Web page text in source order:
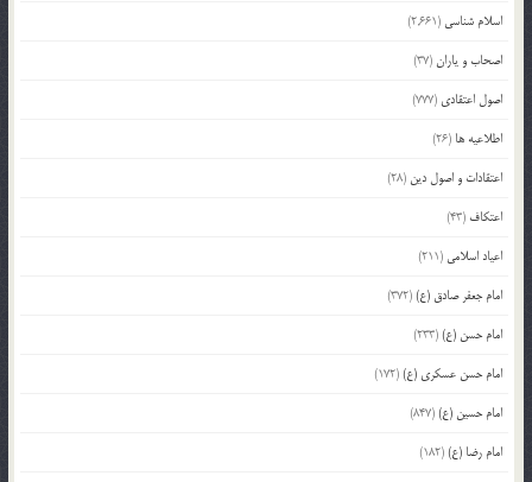
اسلام شناسی (2,661)
اصحاب و یاران(37)
اصول اعتقادی (777)
اطلاعیه ها (26)
اعتقادات و اصول دین (28)
اعتکاف (43)
اعیاد اسلامی (211)
امام جعفر صادق (ع)(372)
امام حسن (ع)(233)
امام حسن عسکری (ع)(172)
امام حسین (ع)(847)
امام رضا (ع)(182)